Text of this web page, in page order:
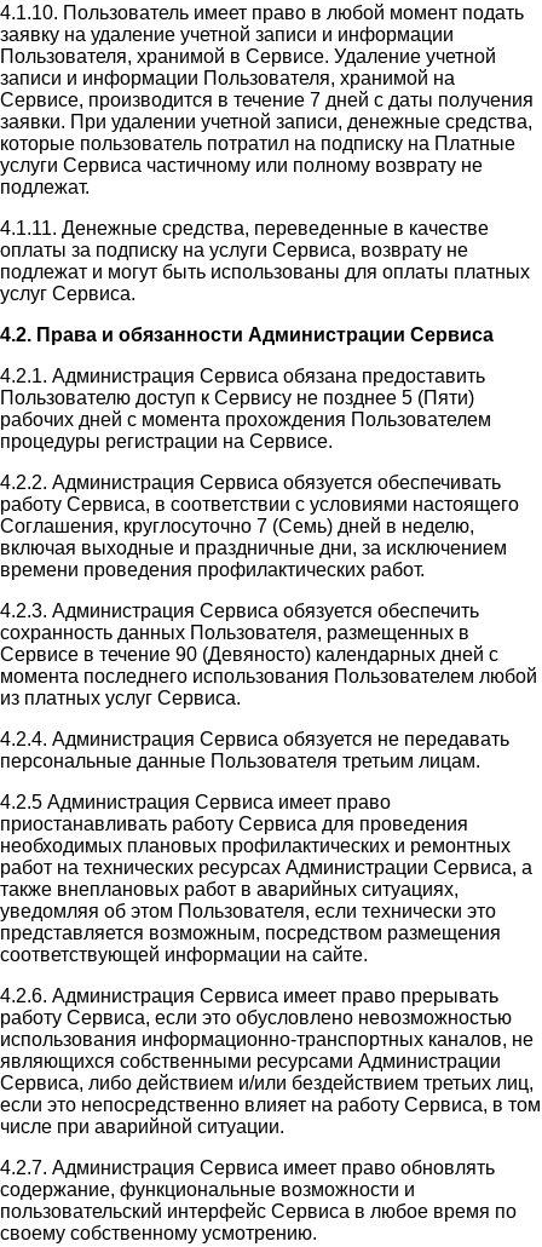
4.1.10. Пользователь имеет право в любой момент подать
заявку на удаление учетной записи и информации
Пользователя, хранимой в Сервисе. Удаление учетной
записи и информации Пользователя, хранимой на
Сервисе, производится в течение 7 дней с даты получения
заявки. При удалении учетной записи, денежные средства,
которые пользователь потратил на подписку на Платные
услуги Сервиса частичному или полному возврату не
подлежат.
4.1.11. Денежные средства, переведенные в качестве
оплаты за подписку на услуги Сервиса, возврату не
подлежат и могут быть использованы для оплаты платных
услуг Сервиса.
4.2. Права и обязанности Администрации Сервиса
4.2.1. Администрация Сервиса обязана предоставить
Пользователю доступ к Сервису не позднее 5 (Пяти)
рабочих дней с момента прохождения Пользователем
процедуры регистрации на Сервисе.
4.2.2. Администрация Сервиса обязуется обеспечивать
работу Сервиса, в соответствии с условиями настоящего
Соглашения, круглосуточно 7 (Семь) дней в неделю,
включая выходные и праздничные дни, за исключением
времени проведения профилактических работ.
4.2.3. Администрация Сервиса обязуется обеспечить
сохранность данных Пользователя, размещенных в
Сервисе в течение 90 (Девяносто) календарных дней с
момента последнего использования Пользователем любой
из платных услуг Сервиса.
4.2.4. Администрация Сервиса обязуется не передавать
персональные данные Пользователя третьим лицам.
4.2.5 Администрация Сервиса имеет право
приостанавливать работу Сервиса для проведения
необходимых плановых профилактических и ремонтных
работ на технических ресурсах Администрации Сервиса, а
также внеплановых работ в аварийных ситуациях,
уведомляя об этом Пользователя, если технически это
представляется возможным, посредством размещения
соответствующей информации на сайте.
4.2.6. Администрация Сервиса имеет право прерывать
работу Сервиса, если это обусловлено невозможностью
использования информационно-транспортных каналов, не
являющихся собственными ресурсами Администрации
Сервиса, либо действием и/или бездействием третьих лиц,
если это непосредственно влияет на работу Сервиса, в том
числе при аварийной ситуации.
4.2.7. Администрация Сервиса имеет право обновлять
содержание, функциональные возможности и
пользовательский интерфейс Сервиса в любое время по
своему собственному усмотрению.